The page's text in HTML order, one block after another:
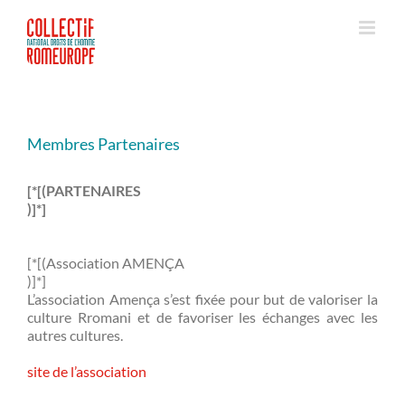
contenu
Membres Partenaires
[*[(PARTENAIRES
)]*]
[*[(Association AMENÇA
)]*]
L’association Amença s’est fixée pour but de valoriser la
culture Rromani et de favoriser les échanges avec les
autres cultures.
site de l’association